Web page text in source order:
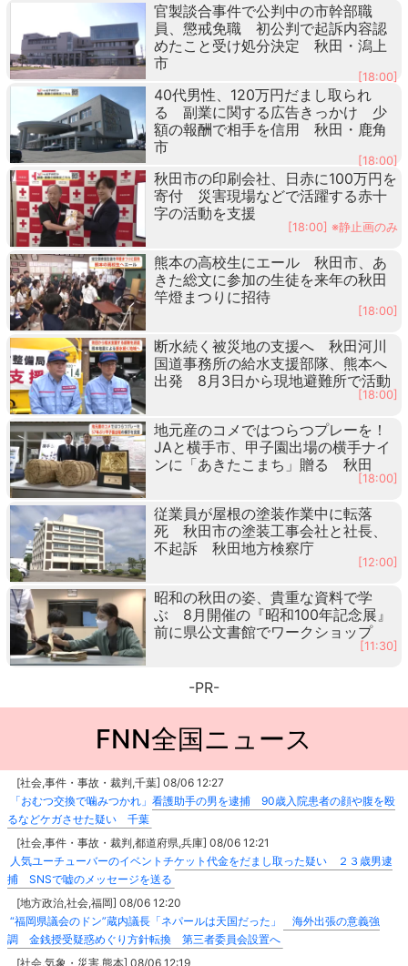
官製談合事件で公判中の市幹部職
員、懲戒免職 初公判で起訴内容認
めたこと受け処分決定 秋田・潟上
市
[18:00]
40代男性、120万円だまし取られ
る 副業に関する広告きっかけ 少
額の報酬で相手を信用 秋田・鹿角
市
[18:00]
秋田市の印刷会社、日赤に100万円を
寄付 災害現場などで活躍する赤十
字の活動を支援
[18:00] ※静止画のみ
熊本の高校生にエール 秋田市、あ
きた総文に参加の生徒を来年の秋田
竿燈まつりに招待
[18:00]
断水続く被災地の支援へ 秋田河川
国道事務所の給水支援部隊、熊本へ
出発 8月3日から現地避難所で活動
[18:00]
地元産のコメではつらつプレーを！
JAと横手市、甲子園出場の横手ナイ
ンに「あきたこまち」贈る 秋田
[18:00]
従業員が屋根の塗装作業中に転落
死 秋田市の塗装工事会社と社長、
不起訴 秋田地方検察庁
[12:00]
昭和の秋田の姿、貴重な資料で学
ぶ 8月開催の『昭和100年記念展』
前に県公文書館でワークショップ
[11:30]
-PR-
FNN全国ニュース
[社会,事件・事故・裁判,千葉] 08/06 12:27
「おむつ交換で噛みつかれ」看護助手の男を逮捕 90歳入院患者の顔や腹を殴
るなどケガさせた疑い 千葉
[社会,事件・事故・裁判,都道府県,兵庫] 08/06 12:21
人気ユーチューバーのイベントチケット代金をだまし取った疑い ２３歳男逮
捕 SNSで嘘のメッセージを送る
[地方政治,社会,福岡] 08/06 12:20
“福岡県議会のドン”蔵内議長「ネパールは天国だった」 海外出張の意義強
調 金銭授受疑惑めぐり方針転換 第三者委員会設置へ
[社会,気象・災害,熊本] 08/06 12:19